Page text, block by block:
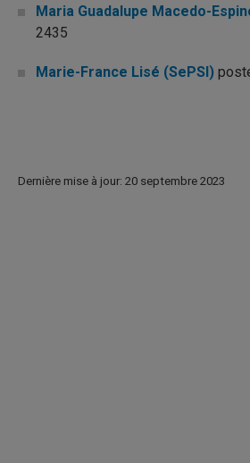
Maria Guadalupe Macedo-
2435
Marie-France Lisé (SePSI)
Dernière mise à jour: 20 septembre 2023